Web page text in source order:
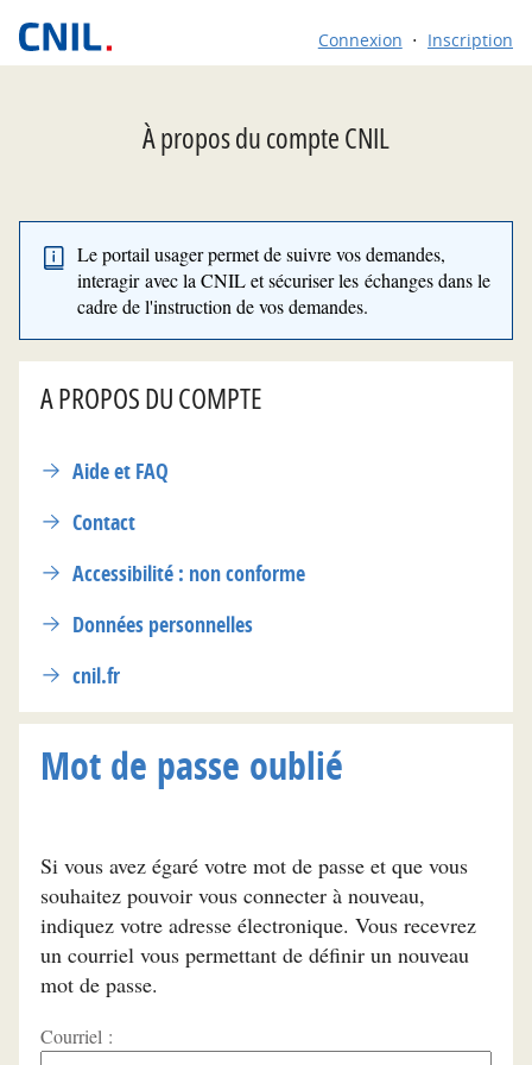
Connexion Inscription
À propos du compte CNIL
Le portail usager permet de suivre vos demandes,
interagir avec la CNIL et sécuriser les échanges dans le
cadre de l'instruction de vos demandes.
A PROPOS DU COMPTE
Aide et FAQ
Contact
Accessibilité : non conforme
Données personnelles
cnil.fr
Mot de passe oublié
Si vous avez égaré votre mot de passe et que vous
souhaitez pouvoir vous connecter à nouveau,
indiquez votre adresse électronique. Vous recevrez
un courriel vous permettant de définir un nouveau
mot de passe.
Courriel :